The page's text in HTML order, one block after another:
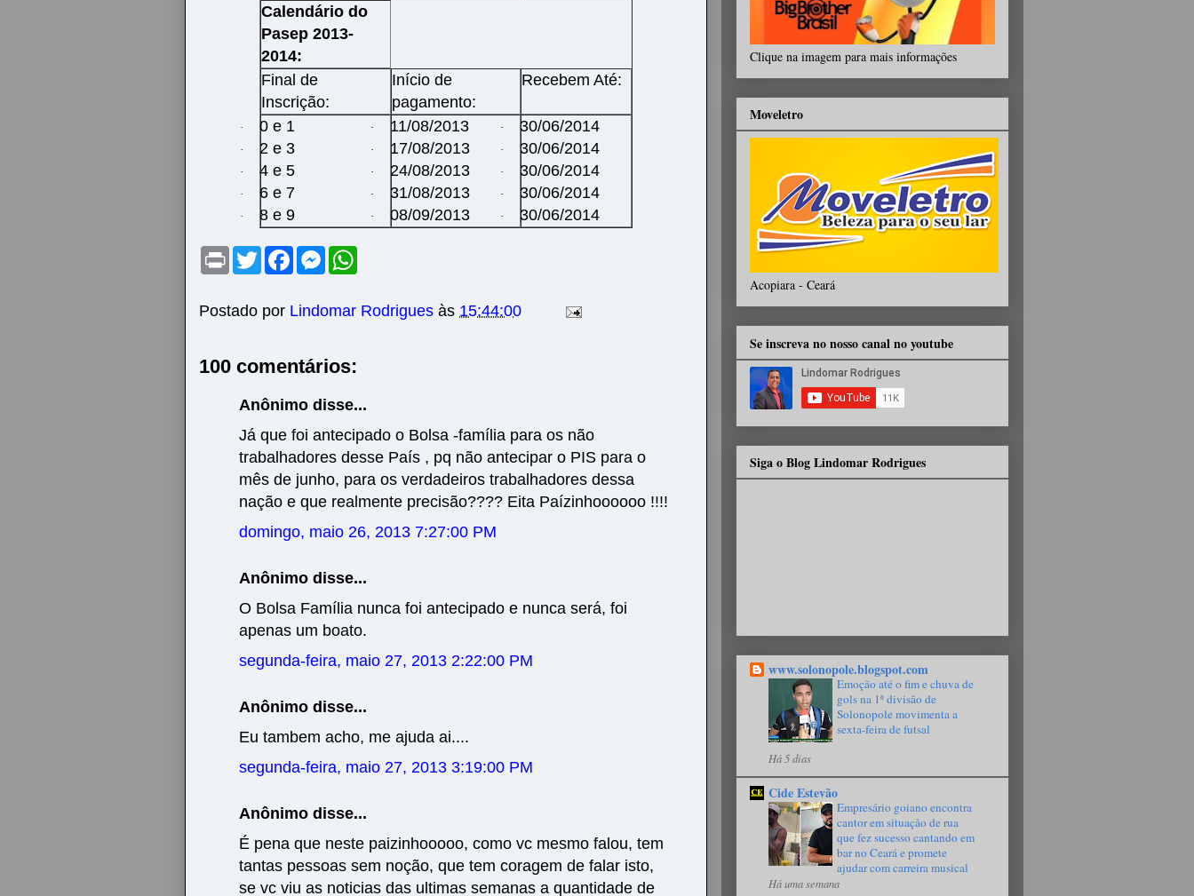
Calendário do
Pasep 2013-
2014:
Final de
Inscrição:
Início de
pagamento:
Recebem Até:
· 0 e 1
· 2 e 3
· 4 e 5
· 6 e 7
· 8 e 9
· 11/08/2013
· 17/08/2013
· 24/08/2013
· 31/08/2013
· 08/09/2013
· 30/06/2014
· 30/06/2014
· 30/06/2014
· 30/06/2014
· 30/06/2014
P
t
T
w
t
e
F
a
b
M
e
e
r
s
Postado por Lindomar Rodrigues às 15:44:00
100 comentários:
Anônimo disse...
Já que foi antecipado o Bolsa -família para os não
trabalhadores desse País , pq não antecipar o PIS para o
mês de junho, para os verdadeiros trabalhadores dessa
nação e que realmente precisão???? Eita Paízinhoooooo !!!!
domingo, maio 26, 2013 7:27:00 PM
Anônimo disse...
O Bolsa Família nunca foi antecipado e nunca será, foi
apenas um boato.
segunda-feira, maio 27, 2013 2:22:00 PM
Anônimo disse...
Eu tambem acho, me ajuda ai....
segunda-feira, maio 27, 2013 3:19:00 PM
Anônimo disse...
É pena que neste paizinhooooo, como vc mesmo falou, tem
tantas pessoas sem noção, que tem coragem de falar isto,
se vc viu as noticias das ultimas semanas a quantidade de
Clique na imagem para mais informações
Moveletro
Acopiara - Ceará
Se inscreva no nosso canal no youtube
Siga o Blog Lindomar Rodrigues
www.solonopole.blogspot.com
Emoção até o fim e chuva de
gols na 1ª divisão de
Solonopole movimenta a
sexta-feira de futsal
Há 5 dias
Cide Estevão
Empresário goiano encontra
cantor em situação de rua
que fez sucesso cantando em
bar no Ceará e promete
ajudar com carreira musical
Há uma semana